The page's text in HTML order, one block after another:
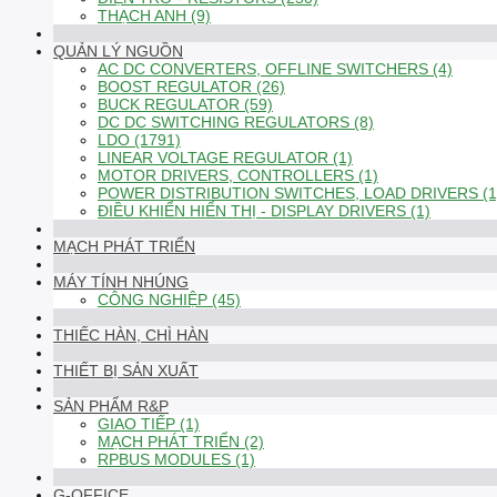
THẠCH ANH (9)
QUẢN LÝ NGUỒN
AC DC CONVERTERS, OFFLINE SWITCHERS (4)
BOOST REGULATOR (26)
BUCK REGULATOR (59)
DC DC SWITCHING REGULATORS (8)
LDO (1791)
LINEAR VOLTAGE REGULATOR (1)
MOTOR DRIVERS, CONTROLLERS (1)
POWER DISTRIBUTION SWITCHES, LOAD DRIVERS
ĐIỀU KHIỂN HIỂN THỊ - DISPLAY DRIVERS (1)
MẠCH PHÁT TRIỂN
MÁY TÍNH NHÚNG
CÔNG NGHIỆP (45)
THIẾC HÀN, CHÌ HÀN
THIẾT BỊ SẢN XUẤT
SẢN PHẨM R&P
GIAO TIẾP (1)
MẠCH PHÁT TRIỂN (2)
RPBUS MODULES (1)